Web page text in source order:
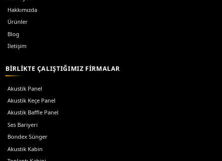
Küçük grup toplantıları için ses yalıtımlı toplantı
Toplantı Çalışma Kabini